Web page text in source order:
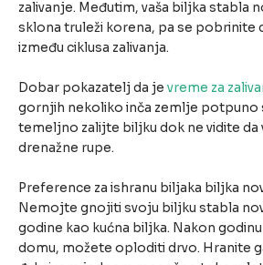
zalivanje. Međutim, vaša biljka stabla
sklona truleži korena, pa se pobrinite
između ciklusa zalivanja.
Dobar pokazatelj da je vreme za
gornjih nekoliko inča zemlje potpuno
temeljno zalijte biljku dok ne vidite da
drenažne rupe.
Preference za ishranu biljaka biljka
Nemojte gnojiti svoju biljku stabla
godine kao kućna biljka. Nakon godinu
domu, možete oploditi drvo. Hranite